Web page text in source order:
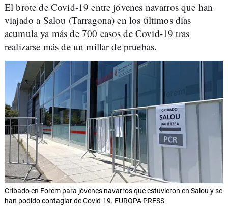
El brote de Covid-19 entre jóvenes navarros que han
viajado a Salou (Tarragona) en los últimos días
acumula ya más de 700 casos de Covid-19 tras
realizarse más de un millar de pruebas.
Cribado en Forem para jóvenes navarros que estuvieron en Salou y se
han podido contagiar de Covid-19. EUROPA PRESS